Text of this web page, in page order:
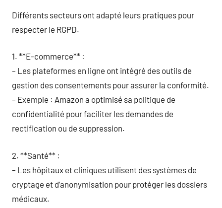
Différents secteurs ont adapté leurs pratiques pour
respecter le RGPD.
1. **E-commerce** :
– Les plateformes en ligne ont intégré des outils de
gestion des consentements pour assurer la conformité.
– Exemple : Amazon a optimisé sa politique de
confidentialité pour faciliter les demandes de
rectification ou de suppression.
2. **Santé** :
– Les hôpitaux et cliniques utilisent des systèmes de
cryptage et d’anonymisation pour protéger les dossiers
médicaux.